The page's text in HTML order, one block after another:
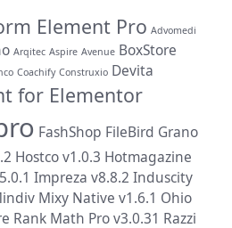
Element Pro Advomedi
Arqitec Aspire Avenue BoxStore
Coachify Construxio Devita
for Elementor
FashShop FileBird Grano
Hostco v1.0.3 Hotmagazine
Impreza v8.8.2 Induscity
Mixy Native v1.6.1 Ohio
Rank Math Pro v3.0.31 Razzi